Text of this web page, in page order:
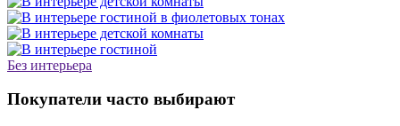
Без интерьера
Покупатели часто выбирают